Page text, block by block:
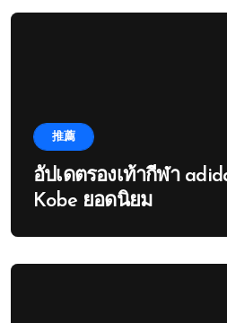
推薦
อัปเดตรองเท้ากีฬา
Kobe ยอดนิยม